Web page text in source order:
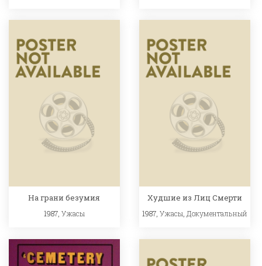
На грани безумия
1987, Ужасы
Худшие из Лиц Смерти
1987,Ужасы,Документальный